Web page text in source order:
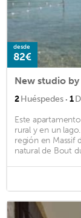
desde
82€
New studio
2Huéspedes · 1
Este
rural y en un
región en Massif
natural de Bout